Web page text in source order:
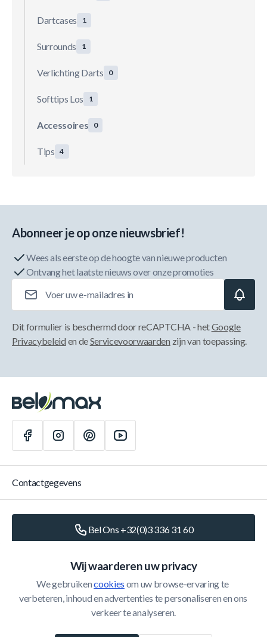
Dartcases 1
Surrounds 1
Verlichting Darts 0
Softtips Los 1
Accessoires 0
Tips 4
Wij waarderen uw privacy
We gebruiken cookies om uw browse-ervaring te
verbeteren, inhoud en advertenties te personaliseren en ons
verkeer te analyseren.
Abonneer je op onze nieuwsbrief!
Wees als eerste op de hoogte van nieuwe producten
Ontvang het laatste nieuws over onze promoties
Dit formulier is beschermd door reCAPTCHA - hetGoogle
Privacybeleid en deServicevoorwaarden zijn van toepassing.
Contactgegevens
Bel Ons +32(0)3 336 31 60
Schrijf Ons info@belomax.com
Routebeschrijving naar de Belomax